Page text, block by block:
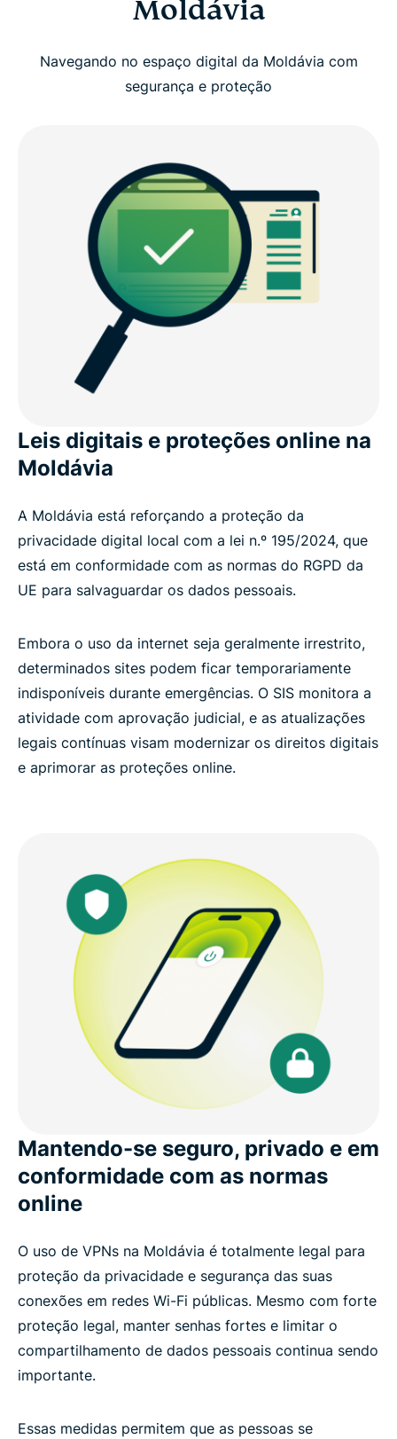
Moldávia
Navegando no espaço digital da Moldávia com
segurança e proteção
Leis digitais e proteções online na
Moldávia
A Moldávia está reforçando a proteção da
privacidade digital local com a lei n.º 195/2024, que
está em conformidade com as normas do RGPD da
UE para salvaguardar os dados pessoais.
Embora o uso da internet seja geralmente irrestrito,
determinados sites podem ficar temporariamente
indisponíveis durante emergências. O SIS monitora a
atividade com aprovação judicial, e as atualizações
legais contínuas visam modernizar os direitos digitais
e aprimorar as proteções online.
Mantendo-se seguro, privado e em
conformidade com as normas
online
O uso de VPNs na Moldávia é totalmente legal para
proteção da privacidade e segurança das suas
conexões em redes Wi-Fi públicas. Mesmo com forte
proteção legal, manter senhas fortes e limitar o
compartilhamento de dados pessoais continua sendo
importante.
Essas medidas permitem que as pessoas se